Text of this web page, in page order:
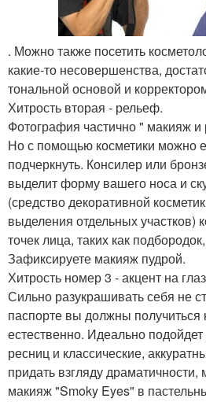
. Можно также посетить
какие-то несовершенства,
тональной основой и
Хитрость вторая - рельеф.
Фотография частично " макияж
Но с помощью косметики можно
подчеркнуть. Консилер или
выделит форму вашего носа и
(средство декоративной
выделения отдельных участков)
точек лица, таких как
Зафиксируете макияж пудрой.
Хитрость номер 3 - акцент на
Сильно разукрашивать себя не
паспорте вы должны
естественно. Идеально
ресниц и классические,
придать взгляду
макияж "Smoky Eyes" в